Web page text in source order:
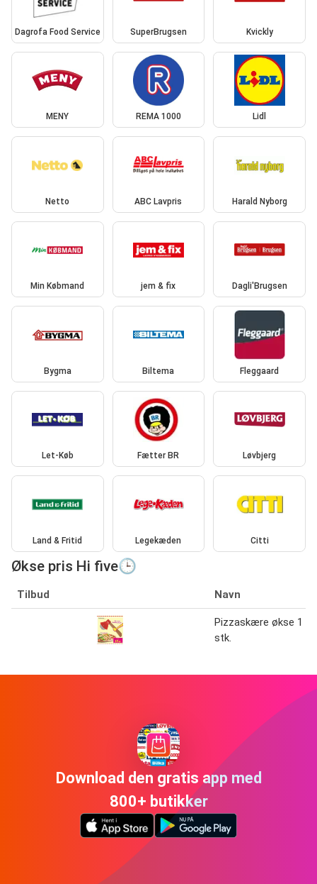
Dagrofa Food Service SuperBrugsen Kvickly
MENY REMA 1000 Lidl
Netto ABC Lavpris Harald Nyborg
Min Købmand jem & fix Dagli'Brugsen
Bygma Biltema Fleggaard
Let-Køb Fætter BR Løvbjerg
Land & Fritid Legekæden Citti
Økse pris Hi five🕒
Tilbud Navn
Pizzaskære økse 1
stk.
Download den gratis app med
800+ butikker